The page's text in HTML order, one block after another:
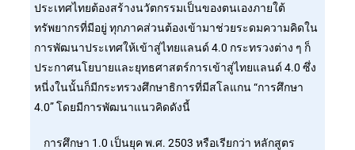
ประเทศไทยต้องสร้างนวัตกรรมเป็นของตนเองภายใต้
ทรัพยากรที่มีอยู่ ทุกภาคส่วนต้องเข้ามาช่วยระดมความคิดใน
การพัฒนาประเทศให้เข้าสู่ไทยแลนด์ 4.0 กระทรวงต่าง ๆ ก็
ประกาศนโยบายและยุทธศาสตร์การเข้าสู่ไทยแลนด์ 4.0 ซึ่ง
หนี่งในนั้นก็มีกระทรวงศึกษาธิการที่มีสโลแกน “การศึกษา
4.0” โดยมีการพัฒนาแนวคิดดังนี้
การศึกษา 1.0 เป็นยุค พ.ศ. 2503 หรือเรียกว่า หลักสูตร